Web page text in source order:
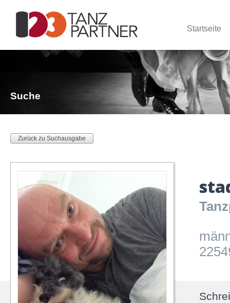
Startseite
Suche
Zurück zu Suchausgabe